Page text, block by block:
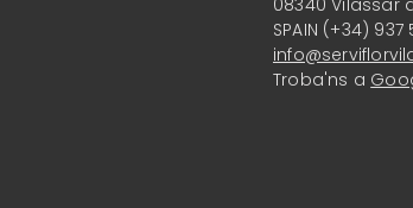
SPAIN (+34) 937
Troba'ns a